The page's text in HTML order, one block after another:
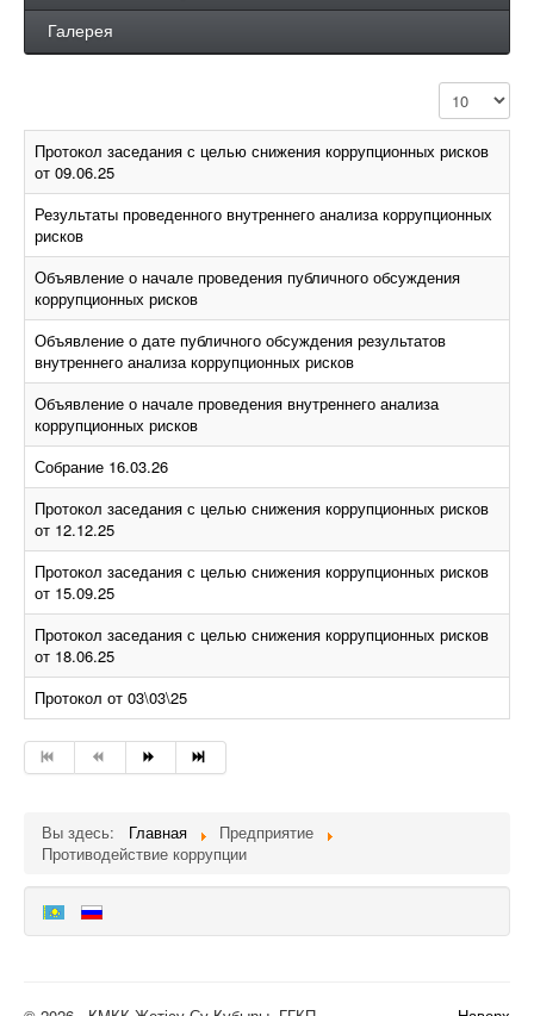
Галерея
Кол-во
Протокол заседания с целью снижения коррупционных рисков
от 09.06.25
Результаты проведенного внутреннего анализа коррупционных
рисков
Объявление о начале проведения публичного обсуждения
коррупционных рисков
Объявление о дате публичного обсуждения результатов
внутреннего анализа коррупционных рисков
Объявление о начале проведения внутреннего анализа
коррупционных рисков
Собрание 16.03.26
Протокол заседания с целью снижения коррупционных рисков
от 12.12.25
Протокол заседания с целью снижения коррупционных рисков
от 15.09.25
Протокол заседания с целью снижения коррупционных рисков
от 18.06.25
Протокол от 03\03\25
Вы здесь: Главная
Предприятие
Противодействие коррупции